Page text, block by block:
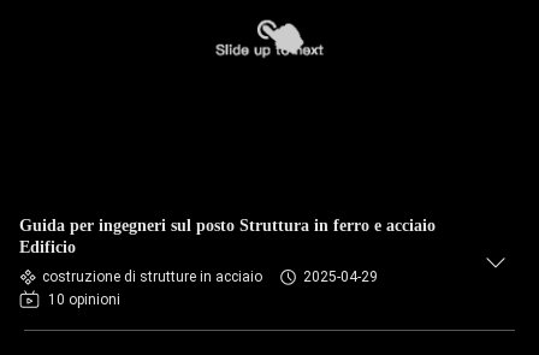
Guida per ingegneri sul posto Struttura in ferro e acciaio
Edificio
costruzione di strutture in acciaio
2025-04-29
10 opinioni